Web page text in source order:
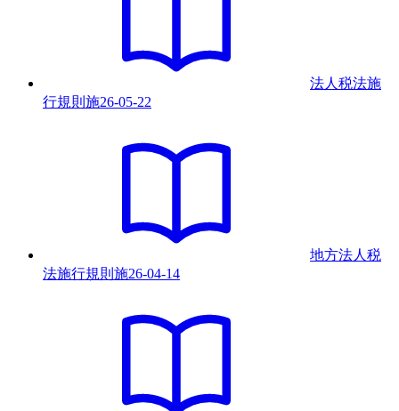
法人税法施
行規則 施26-05-22
地方法人税
法施行規則 施26-04-14